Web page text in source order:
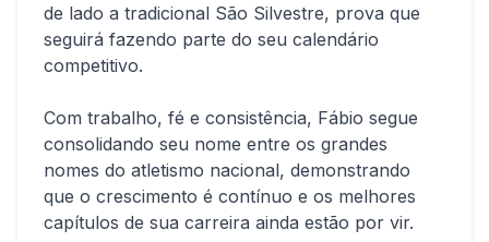
de lado a tradicional São Silvestre, prova que
seguirá fazendo parte do seu calendário
competitivo.
Com trabalho, fé e consistência, Fábio segue
consolidando seu nome entre os grandes
nomes do atletismo nacional, demonstrando
que o crescimento é contínuo e os melhores
capítulos de sua carreira ainda estão por vir.